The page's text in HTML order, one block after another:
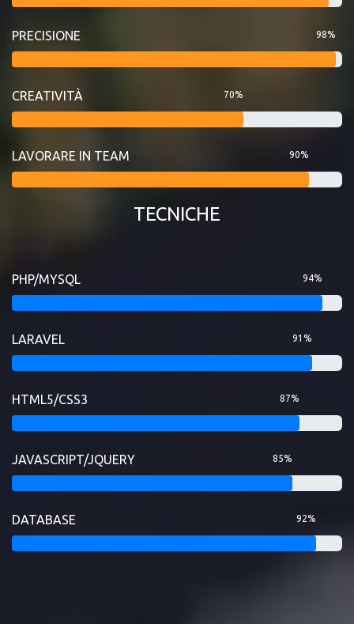
PRECISIONE 98%
CREATIVITÀ 70%
LAVORARE IN TEAM 90%
TECNICHE
PHP/MYSQL 94%
LARAVEL 91%
HTML5/CSS3 87%
JAVASCRIPT/JQUERY 85%
DATABASE 92%